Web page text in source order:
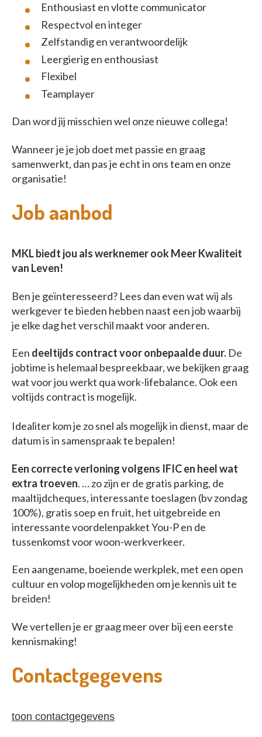
Enthousiast en vlotte communicator
Respectvol en integer
Zelfstandig en verantwoordelijk
Leergierig en enthousiast
Flexibel
Teamplayer
Dan word jij misschien wel onze nieuwe collega!
Wanneer je je job doet met passie en graag
samenwerkt, dan pas je echt in ons team en onze
organisatie!
Job aanbod
MKL biedt jou als werknemer ook Meer Kwaliteit
van Leven!
Ben je geïnteresseerd? Lees dan even wat wij als
werkgever te bieden hebben naast een job waarbij
je elke dag het verschil maakt voor anderen.
Een deeltijds contract voor onbepaalde duur. De
jobtime is helemaal bespreekbaar, we bekijken graag
wat voor jou werkt qua work-lifebalance. Ook een
voltijds contract is mogelijk.
Idealiter kom je zo snel als mogelijk in dienst, maar de
datum is in samenspraak te bepalen!
Een correcte verloning volgens IFIC en heel wat
extra troeven. … zo zijn er de gratis parking, de
maaltijdcheques, interessante toeslagen (bv zondag
100%), gratis soep en fruit, het uitgebreide en
interessante voordelenpakket You-P en de
tussenkomst voor woon-werkverkeer.
Een aangename, boeiende werkplek, met een open
cultuur en volop mogelijkheden om je kennis uit te
breiden!
We vertellen je er graag meer over bij een eerste
kennismaking!
Contactgegevens